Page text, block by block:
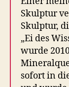
Skulptur
Skulptur,
„Ei des
wurde
sofort in